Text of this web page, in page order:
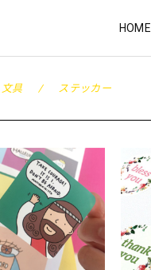
HOME
文具 ステッカー